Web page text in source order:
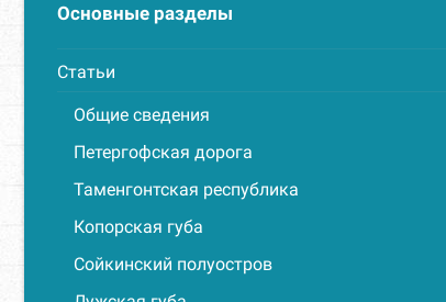
Основные разделы
Статьи
Общие сведения
Петергофская дорога
Таменгонтская республика
Копорская губа
Сойкинский полуостров